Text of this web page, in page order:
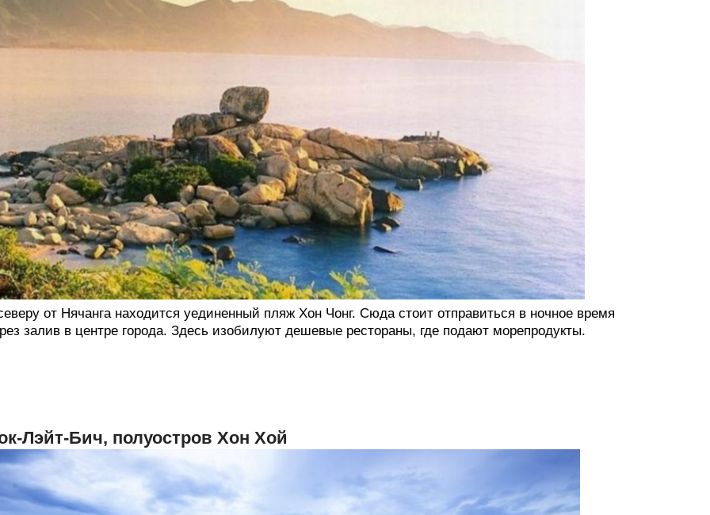
от Нячанга находится уединенный пляж Хон Чонг. Сюда стоит отправиться в ночное время
залив в центре города. Здесь изобилуют дешевые рестораны, где подают морепродукты.
Лэйт-Бич, полуостров Хон Хой